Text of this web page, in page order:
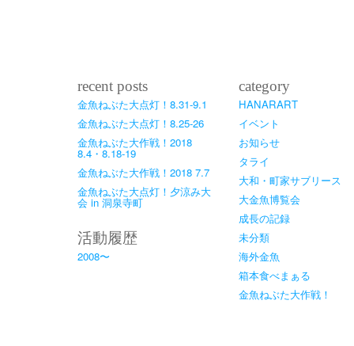
recent posts
金魚ねぶた大点灯！8.31-9.1
金魚ねぶた大点灯！8.25-26
金魚ねぶた大作戦！2018
8.4・8.18-19
金魚ねぶた大作戦！2018 7.7
金魚ねぶた大点灯！夕涼み大
会 in 洞泉寺町
活動履歴
2008〜
category
HANARART
イベント
お知らせ
タライ
大和・町家サブリース
大金魚博覧会
成長の記録
未分類
海外金魚
箱本食べまぁる
金魚ねぶた大作戦！